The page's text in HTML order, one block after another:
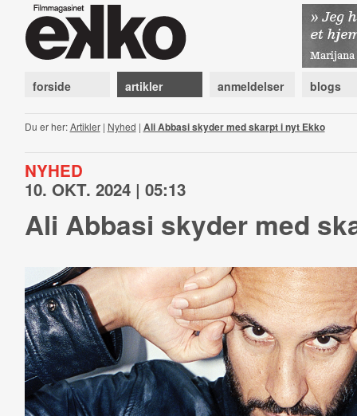
forside artikler anmeldelser blogs
Du er her:Artikler| Nyhed | Ali Abbasi skyder med skarpt i nyt Ekko
NYHED
10. OKT. 2024 | 05:13
Ali Abbasi skyder med